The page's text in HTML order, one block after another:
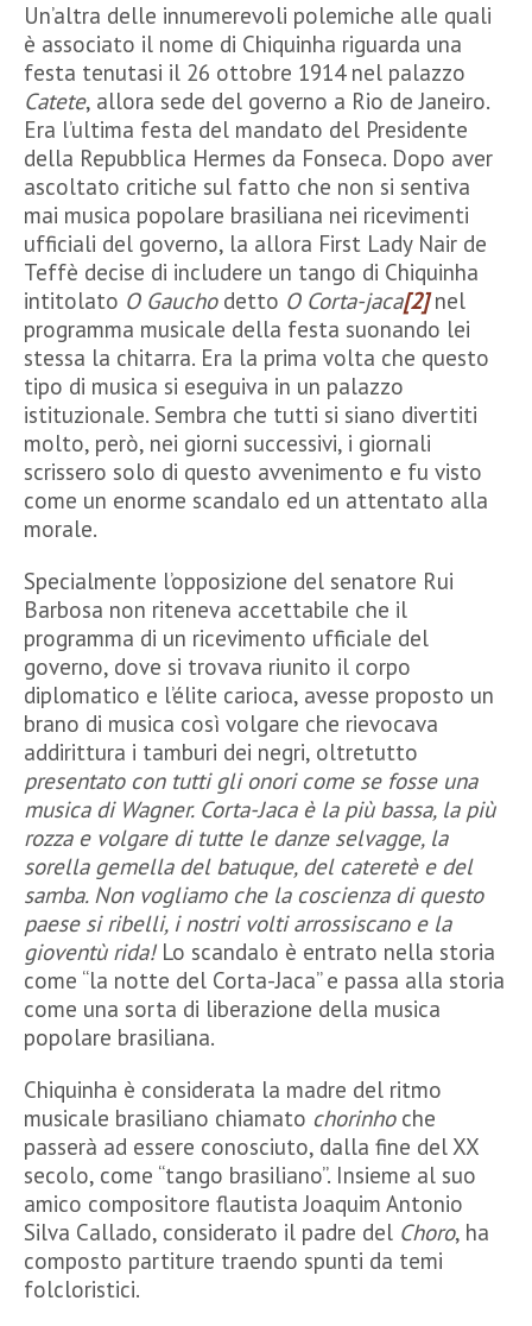
Un’altra delle innumerevoli polemiche alle quali
è associato il nome di Chiquinha riguarda una
festa tenutasi il 26 ottobre 1914 nel palazzo
Catete, allora sede del governo a Rio de Janeiro.
Era l’ultima festa del mandato del Presidente
della Repubblica Hermes da Fonseca. Dopo aver
ascoltato critiche sul fatto che non si sentiva
mai musica popolare brasiliana nei ricevimenti
ufficiali del governo, la allora First Lady Nair de
Teffè decise di includere un tango di Chiquinha
intitolato O Gaucho detto O Corta-jaca[2]nel
programma musicale della festa suonando lei
stessa la chitarra. Era la prima volta che questo
tipo di musica si eseguiva in un palazzo
istituzionale. Sembra che tutti si siano divertiti
molto, però, nei giorni successivi, i giornali
scrissero solo di questo avvenimento e fu visto
come un enorme scandalo ed un attentato alla
morale.
Specialmente l’opposizione del senatore Rui
Barbosa non riteneva accettabile che il
programma di un ricevimento ufficiale del
governo, dove si trovava riunito il corpo
diplomatico e l’élite carioca, avesse proposto un
brano di musica così volgare che rievocava
addirittura i tamburi dei negri, oltretutto
presentato con tutti gli onori come se fosse una
musica di Wagner. Corta-Jaca è la più bassa, la più
rozza e volgare di tutte le danze selvagge, la
sorella gemella del batuque, del cateretè e del
samba. Non vogliamo che la coscienza di questo
paese si ribelli, i nostri volti arrossiscano e la
gioventù rida! Lo scandalo è entrato nella storia
come “la notte del Corta-Jaca” e passa alla storia
come una sorta di liberazione della musica
popolare brasiliana.
Chiquinha è considerata la madre del ritmo
musicale brasiliano chiamato chorinho che
passerà ad essere conosciuto, dalla fine del XX
secolo, come “tango brasiliano”. Insieme al suo
amico compositore flautista Joaquim Antonio
Silva Callado, considerato il padre del Choro, ha
composto partiture traendo spunti da temi
folcloristici.